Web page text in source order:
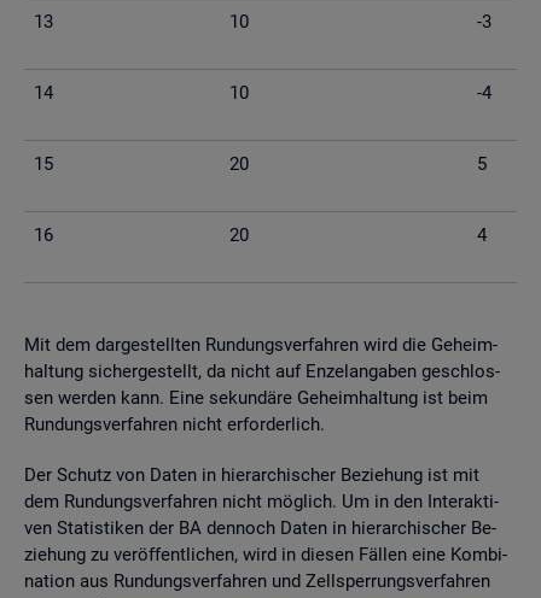
13 10 -3
14 10 -4
15 20 5
16 20 4
Mit dem dar­ge­stell­ten Run­dungs­ver­fah­ren wird die Ge­heim­
hal­tung si­cher­ge­stellt, da nicht auf En­zel­an­ga­ben ge­schlos­
sen wer­den kann. Eine se­kun­dä­re Ge­heim­hal­tung ist beim
Run­dungs­ver­fah­ren nicht er­for­der­lich.
Der Schutz von Daten in hier­ar­chi­scher Be­zie­hung ist mit
dem Run­dungs­ver­fah­ren nicht mög­lich. Um in den In­ter­ak­ti­
ven Sta­tis­ti­ken der BA den­noch Daten in hier­ar­chi­scher Be­
zie­hung zu ver­öf­fent­li­chen, wird in die­sen Fäl­len eine Kom­bi­
na­ti­on aus Run­dungs­ver­fah­ren und Zell­sper­rungs­ver­fah­ren